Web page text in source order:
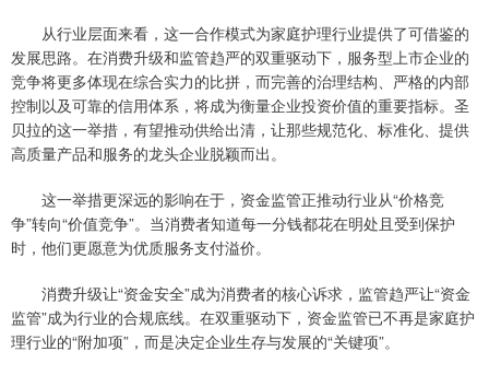
从行业层面来看，这一合作模式为家庭护理行业提供了可借鉴的
发展思路。在消费升级和监管趋严的双重驱动下，服务型上市企业的
竞争将更多体现在综合实力的比拼，而完善的治理结构、严格的内部
控制以及可靠的信用体系，将成为衡量企业投资价值的重要指标。圣
贝拉的这一举措，有望推动供给出清，让那些规范化、标准化、提供
高质量产品和服务的龙头企业脱颖而出。
这一举措更深远的影响在于，资金监管正推动行业从“价格竞
争”转向“价值竞争”。当消费者知道每一分钱都花在明处且受到保护
时，他们更愿意为优质服务支付溢价。
消费升级让“资金安全”成为消费者的核心诉求，监管趋严让“资金
监管”成为行业的合规底线。在双重驱动下，资金监管已不再是家庭护
理行业的“附加项”，而是决定企业生存与发展的“关键项”。